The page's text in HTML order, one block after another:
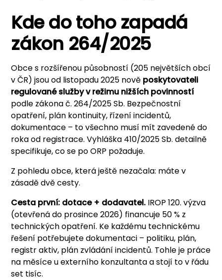
Kde do toho zapadá
zákon 264/2025
Obce s rozšířenou působností (205 největších obcí
v ČR) jsou od listopadu 2025 nově poskytovateli
regulované služby v režimu nižších povinností
podle zákona č. 264/2025 Sb. Bezpečnostní
opatření, plán kontinuity, řízení incidentů,
dokumentace – to všechno musí mít zavedené do
roka od registrace. Vyhláška 410/2025 Sb. detailně
specifikuje, co se po ORP požaduje.
Z pohledu obce, která ještě nezačala: máte v
zásadě dvě cesty.
Cesta první: dotace + dodavatel. IROP 120. výzva
(otevřená do prosince 2026) financuje 50 % z
technických opatření. Ke každému technickému
řešení potřebujete dokumentaci – politiku, plán,
registr aktiv, plán zvládání incidentů. Tohle je práce
na měsíce u externího konzultanta a stojí to v řádu
set tisíc.